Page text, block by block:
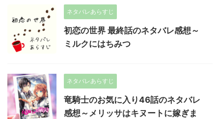
ネタバレあらすじ
初恋の世界 最終話のネタバレ感想～
ミルクにはちみつ
ネタバレあらすじ
竜騎士のお気に入り46話のネタバレ
感想～メリッサはキヌートに嫁ぎま